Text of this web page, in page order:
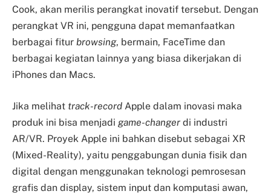
Cook, akan merilis perangkat inovatif tersebut. Dengan
perangkat VR ini, pengguna dapat memanfaatkan
berbagai fitur browsing, bermain, FaceTime dan
berbagai kegiatan lainnya yang biasa dikerjakan di
iPhones dan Macs.
Jika melihat track-record Apple dalam inovasi maka
produk ini bisa menjadi game-changer di industri
AR/VR. Proyek Apple ini bahkan disebut sebagai XR
(Mixed-Reality), yaitu penggabungan dunia fisik dan
digital dengan menggunakan teknologi pemrosesan
grafis dan display, sistem input dan komputasi awan,